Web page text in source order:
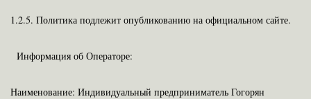
1.2.5. Политика подлежит опубликованию на официальном сайте.
Информация об Операторе:
Наименование: Индивидуальный предприниматель Гогорян